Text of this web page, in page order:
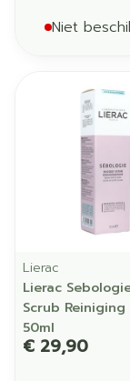
Niet
Lierac
Lierac
Scrub
50ml
€ 29,90